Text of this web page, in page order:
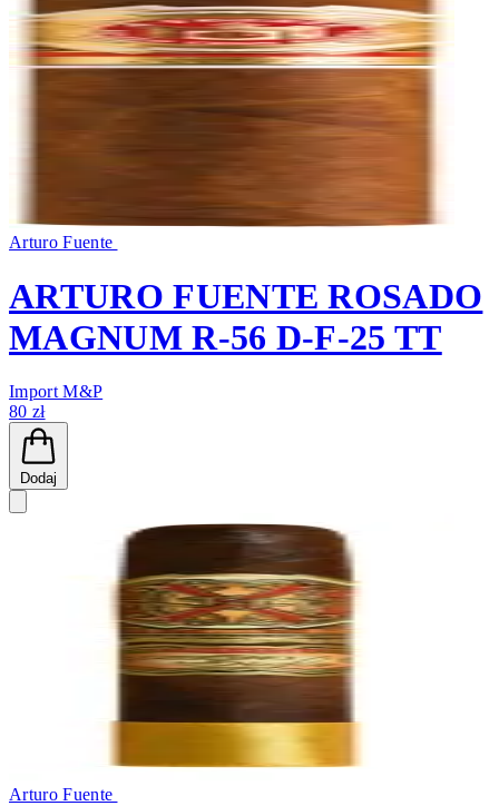
Arturo Fuente
ARTURO FUENTE ROSADO
MAGNUM R-56 D-F-25 TT
Import M&P
80 zł
Dodaj
Arturo Fuente